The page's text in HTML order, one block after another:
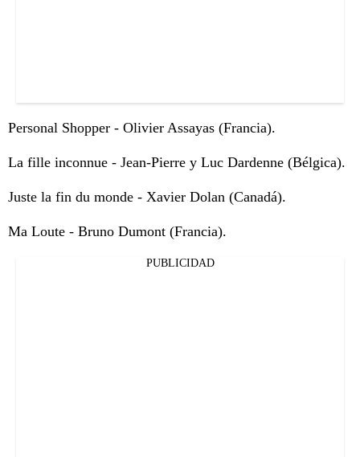
Personal Shopper - Olivier Assayas (Francia).
La fille inconnue - Jean-Pierre y Luc Dardenne (Bélgica).
Juste la fin du monde - Xavier Dolan (Canadá).
Ma Loute - Bruno Dumont (Francia).
PUBLICIDAD